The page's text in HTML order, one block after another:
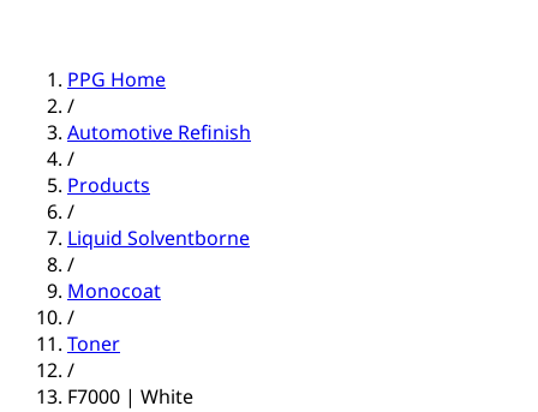
PPG Home
/
Automotive Refinish
/
Products
/
Liquid Solventborne
/
Monocoat
/
Toner
/
F7000 | White